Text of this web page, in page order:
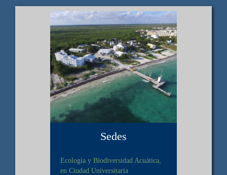
Sedes
Ecología y Biodiversidad Acuática,
en Ciudad Universitaria